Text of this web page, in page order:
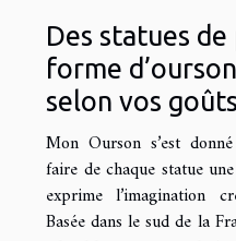
Des statues
forme
selon vos goûts
Mon Ourson s’est
faire de chaque statue
exprime l’imagination
Basée dans le sud de la